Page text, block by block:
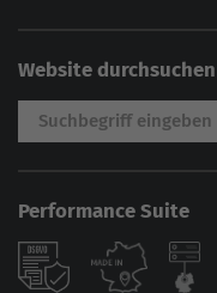
Website durchsuchen
Performance Suite